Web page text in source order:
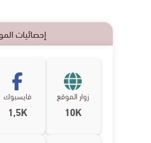
إحصائيات
زوار الموقع
10K
فايسبوك
1,5K